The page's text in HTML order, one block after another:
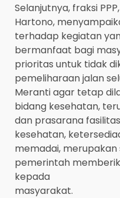
Selanjutnya, fraksi
Hartono,
terhadap kegiatan
bermanfaat bagi
prioritas untuk tidak
pemeliharaan jalan
Meranti agar tetap
bidang kesehatan,
dan prasarana
kesehatan,
memadai, merupakan
pemerintah
kepada
masyarakat.